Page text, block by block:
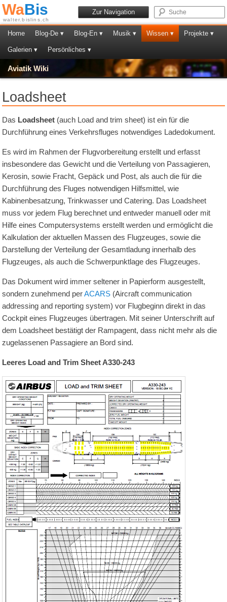
WaBis
walter.bislins.ch
Zur Navigation
Home Blog-De ▾ Blog-En ▾ Musik ▾ Wissen ▾ Projekte ▾
Galerien ▾ Persönliches ▾
Aviatik Wiki
Loadsheet
Das Loadsheet (auch Load and trim sheet) ist ein für die
Durchführung eines Verkehrsfluges notwendiges Ladedokument.
Es wird im Rahmen der Flugvorbereitung erstellt und erfasst
insbesondere das Gewicht und die Verteilung von Passagieren,
Kerosin, sowie Fracht, Gepäck und Post, als auch die für die
Durchführung des Fluges notwendigen Hilfsmittel, wie
Kabinenbesatzung, Trinkwasser und Catering. Das Loadsheet
muss vor jedem Flug berechnet und entweder manuell oder mit
Hilfe eines Computersystems erstellt werden und ermöglicht die
Kalkulation der aktuellen Massen des Flugzeuges, sowie die
Darstellung der Verteilung der Gesamtladung innerhalb des
Flugzeuges, als auch die Schwerpunktlage des Flugzeuges.
Das Dokument wird immer seltener in Papierform ausgestellt,
sondern zunehmend perACARS (Aircraft communication
addressing and reporting system) vor Flugbeginn direkt in das
Cockpit eines Flugzeuges übertragen. Mit seiner Unterschrift auf
dem Loadsheet bestätigt der Rampagent, dass nicht mehr als die
zugelassenen Passagiere an Bord sind.
Leeres Load and Trim Sheet A330-243